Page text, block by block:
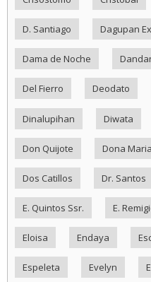
D. Santiago Dagupan
Dama de Noche
Del Fierro Deodato
Dinalupihan Diwata
Don Quijote Dona Maria
Dos Catillos Dr. Santos
E. Quintos Ssr. E.
Eloisa Endaya
Espeleta Evelyn